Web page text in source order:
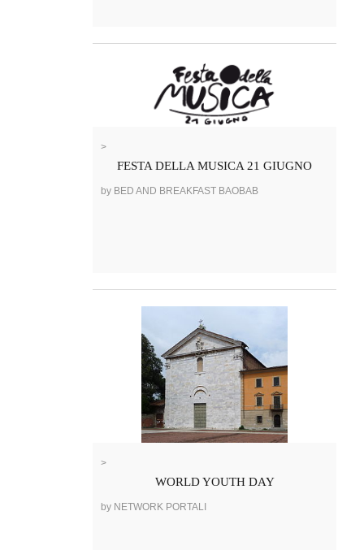
>
FESTA DELLA MUSICA 21 GIUGNO
by BED AND BREAKFAST BAOBAB
>
WORLD YOUTH DAY
by NETWORK PORTALI